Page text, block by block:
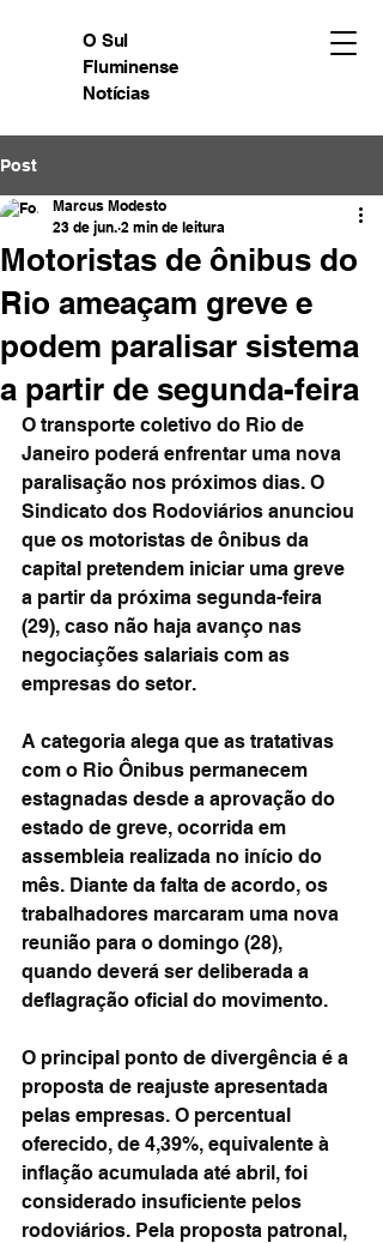
O Sul
Fluminense
Notícias
Post
Motoristas de ônibus do
Rio ameaçam greve e
podem paralisar sistema
a partir de segunda-feira
Marcus Modesto
23 de jun. 2 min de leitura
O transporte coletivo do Rio de
Janeiro poderá enfrentar uma nova
paralisação nos próximos dias. O
Sindicato dos Rodoviários anunciou
que os motoristas de ônibus da
capital pretendem iniciar uma greve
a partir da próxima segunda-feira
(29), caso não haja avanço nas
negociações salariais com as
empresas do setor.
A categoria alega que as tratativas
com o Rio Ônibus permanecem
estagnadas desde a aprovação do
estado de greve, ocorrida em
assembleia realizada no início do
mês. Diante da falta de acordo, os
trabalhadores marcaram uma nova
reunião para o domingo (28),
quando deverá ser deliberada a
deflagração oficial do movimento.
O principal ponto de divergência é a
proposta de reajuste apresentada
pelas empresas. O percentual
oferecido, de 4,39%, equivalente à
inflação acumulada até abril, foi
considerado insuficiente pelos
rodoviários. Pela proposta patronal,